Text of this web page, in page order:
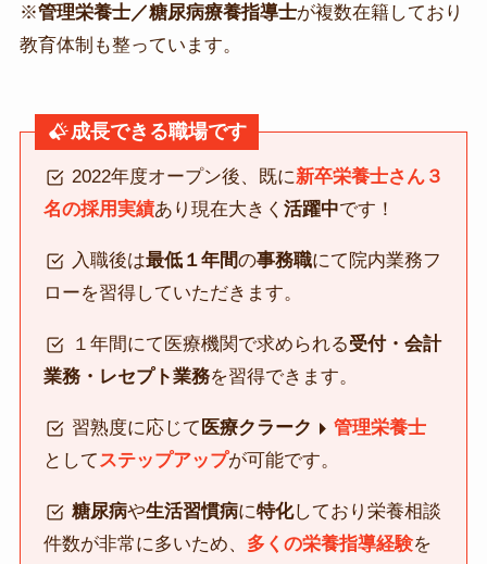
※管理栄養士／糖尿病療養指導士が複数在籍しており
教育体制も整っています。
成長できる職場です
2022年度オープン後、既に新卒栄養士さん３
名の採用実績あり現在大きく活躍中です！
入職後は最低１年間の事務職にて院内業務フ
ローを習得していただきます。
１年間にて医療機関で求められる受付・会計
業務・レセプト業務を習得できます。
習熟度に応じて 医療クラーク
管理栄養士
として ステップアップが可能です。
糖尿病や生活習慣病に特化しており栄養相談
件数が非常に多いため、 多くの栄養指導経験を